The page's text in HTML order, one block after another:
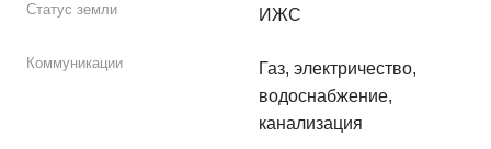
Статус земли ИЖС
Коммуникации
Газ, электричество,
водоснабжение,
канализация